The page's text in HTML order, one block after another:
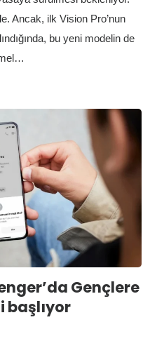
Ancak, ilk Vision Pro’nun
bu yeni modelin de
Gençlere
başlıyor